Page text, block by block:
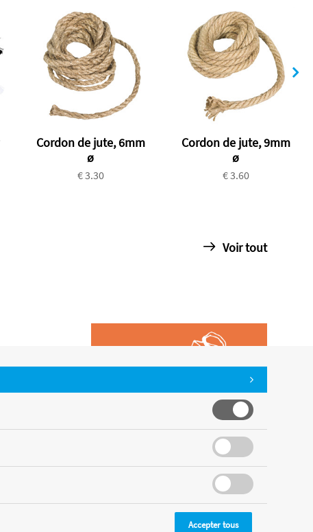
Cordon de jute, 6mm
ø
€ 3.30
Cordon de jute, 9mm
ø
€ 3.60
Voir tout
Accepter tous